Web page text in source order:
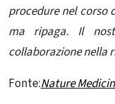
procedure nel corso
ma ripaga. Il
collaborazione nella
Fonte:Nature